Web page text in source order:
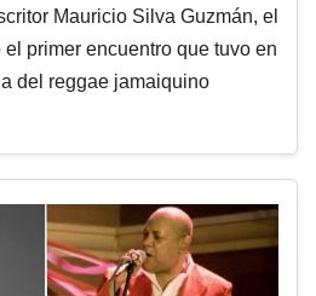
Mauricio Silva Guzmán, el
primer encuentro que tuvo en
del reggae jamaiquino